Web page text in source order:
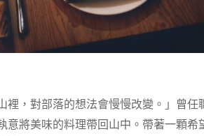
裡，對部落的想法會慢慢改變。」曾
意將美味的料理帶回山中。帶著一顆